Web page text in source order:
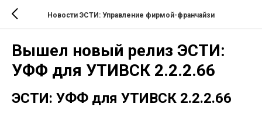
Новости ЭСТИ: Управление фирмой-франчайзи
Вышел новый релиз ЭСТИ:
УФФ для УТИВСК 2.2.2.66
ЭСТИ: УФФ для УТИВСК 2.2.2.66